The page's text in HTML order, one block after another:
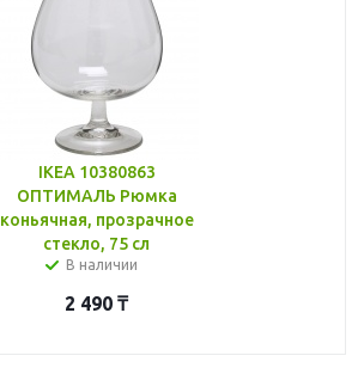
IKEA 10380863
ОПТИМАЛЬ Рюмка
коньячная, прозрачное
стекло, 75 сл
В наличии
2 490 ₸